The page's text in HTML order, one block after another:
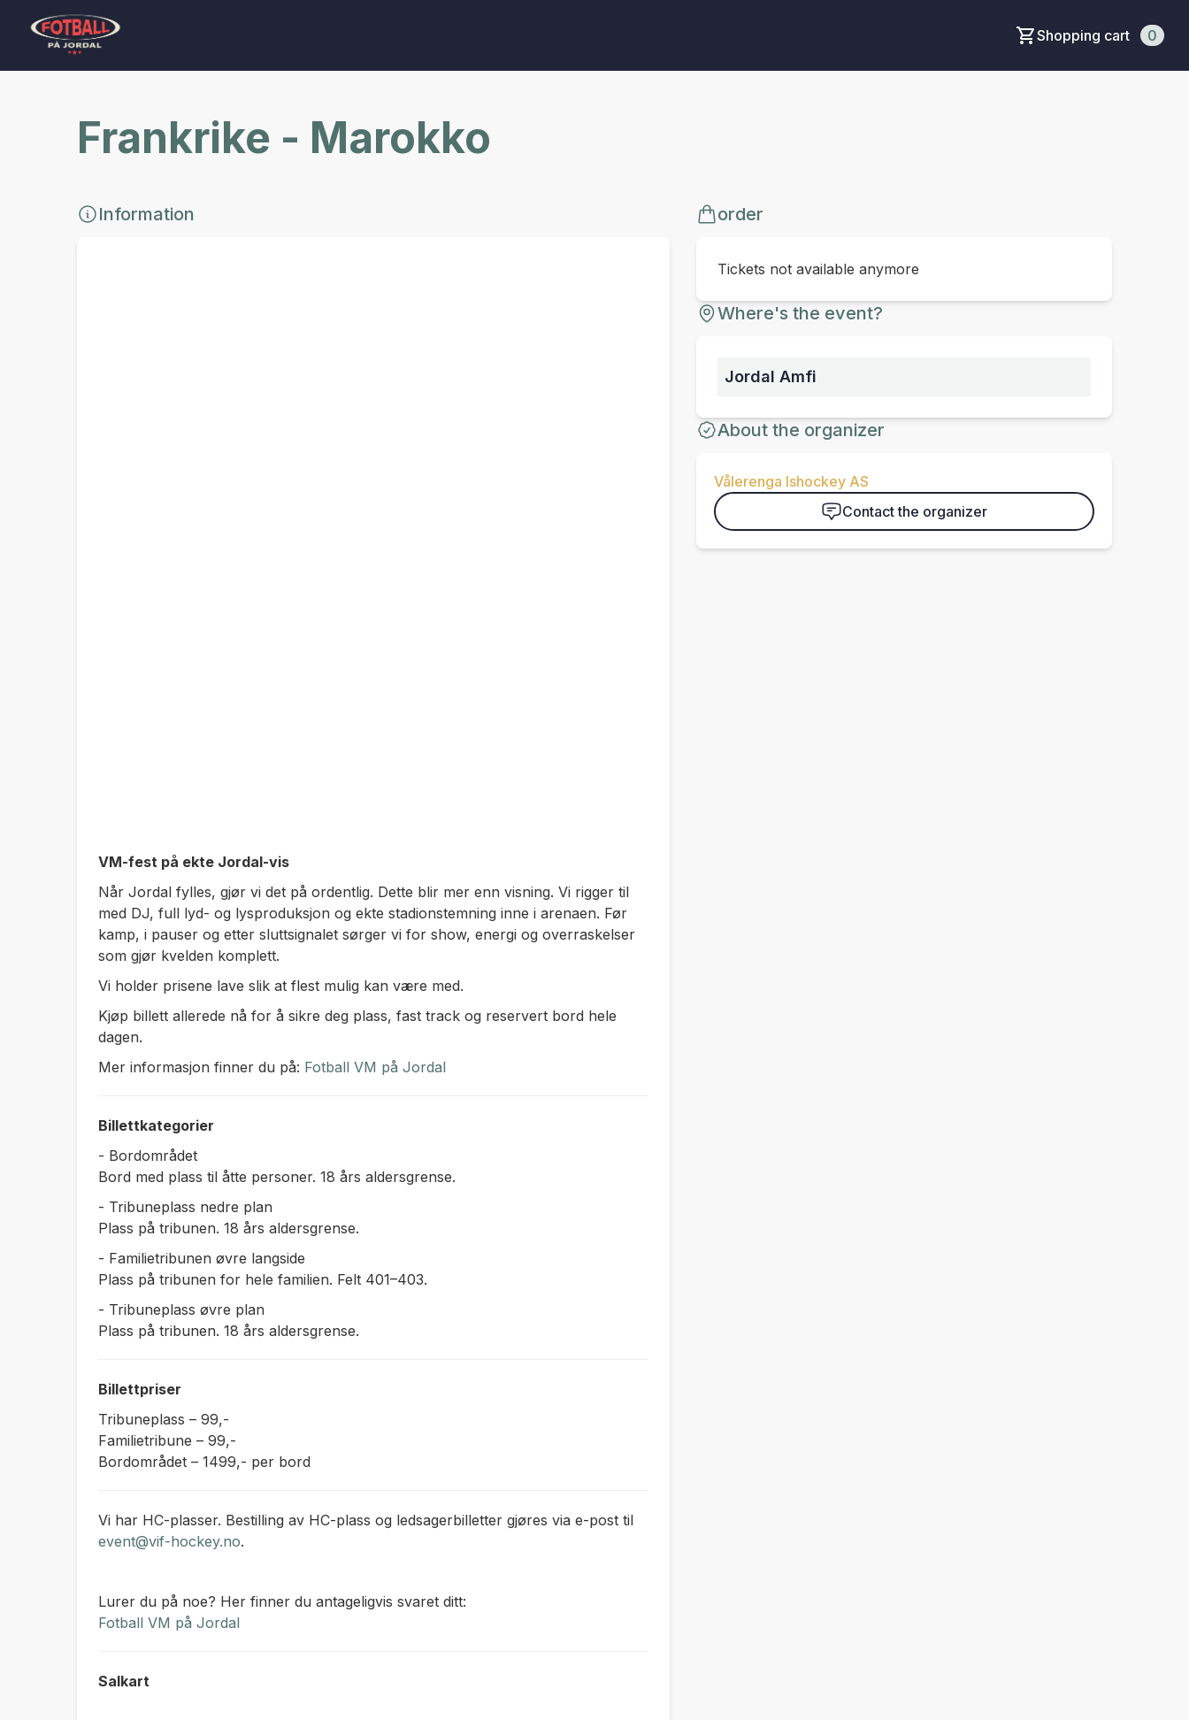
Shopping cart 0
Frankrike - Marokko
Information
VM-fest på ekte Jordal-vis
Når Jordal fylles, gjør vi det på ordentlig. Dette blir mer enn visning. Vi rigger til
med DJ, full lyd- og lysproduksjon og ekte stadionstemning inne i arenaen. Før
kamp, i pauser og etter sluttsignalet sørger vi for show, energi og overraskelser
som gjør kvelden komplett.
Vi holder prisene lave slik at flest mulig kan være med.
Kjøp billett allerede nå for å sikre deg plass, fast track og reservert bord hele
dagen.
Mer informasjon finner du på: Fotball VM på Jordal
Billettkategorier
- Bordområdet
Bord med plass til åtte personer. 18 års aldersgrense.
- Tribuneplass nedre plan
Plass på tribunen. 18 års aldersgrense.
- Familietribunen øvre langside
Plass på tribunen for hele familien. Felt 401–403.
- Tribuneplass øvre plan
Plass på tribunen. 18 års aldersgrense.
Billettpriser
Tribuneplass – 99,-
Familietribune – 99,-
Bordområdet – 1499,- per bord
Vi har HC-plasser. Bestilling av HC-plass og ledsagerbilletter gjøres via e-post til
event@vif-hockey.no.
Lurer du på noe? Her finner du antageligvis svaret ditt:
Fotball VM på Jordal
Salkart
order
Tickets not available anymore
Where's the event?
Jordal Amfi
About the organizer
Vålerenga Ishockey AS
Contact the organizer